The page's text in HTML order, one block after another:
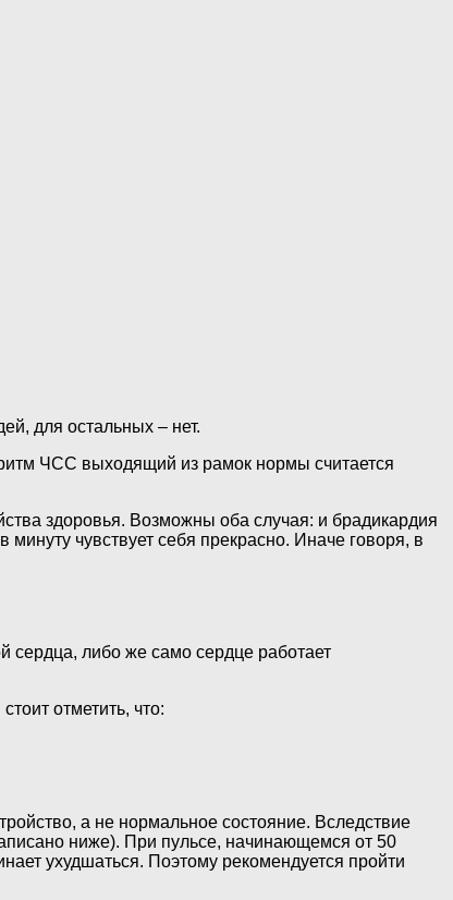
для остальных – нет.
ЧСС выходящий из рамок нормы считается
здоровья. Возможны оба случая: и брадикардия
чувствует себя прекрасно. Иначе говоря, в
сердца, либо же само сердце работает
отметить, что:
а не нормальное состояние. Вследствие
ниже). При пульсе, начинающемся от 50
ухудшаться. Поэтому рекомендуется пройти